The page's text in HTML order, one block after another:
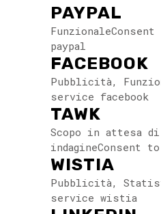
PAYPAL
paypal
FACEBOOK
Pubblicità,
service facebook
TAWK
Scopo in attesa di
indagineConsent
WISTIA
Pubblicità,
service wistia